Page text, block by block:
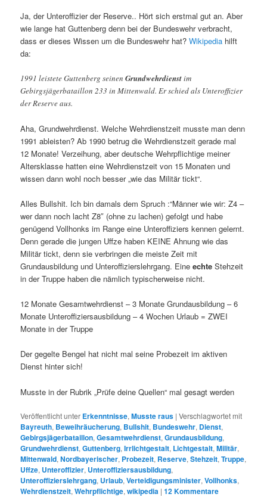
Ja, der Unteroffizier der Reserve.. Hört sich erstmal gut an. Aber
wie lange hat Guttenberg denn bei der Bundeswehr verbracht,
dass er dieses Wissen um die Bundeswehr hat?Wikipedia hilft
da:
1991 leistete Guttenberg seinenGrundwehrdienstim
Gebirgsjägerbataillon 233 in Mittenwald. Er schied als Unteroffizier
der Reserve aus.
Aha, Grundwehrdienst. Welche Wehrdienstzeit musste man denn
1991 ableisten? Ab 1990 betrug die Wehrdienstzeit gerade mal
12 Monate! Verzeihung, aber deutsche Wehrpflichtige meiner
Altersklasse hatten eine Wehrdienstzeit von 15 Monaten und
wissen dann wohl noch besser „wie das Militär tickt“.
Alles Bullshit. Ich bin damals dem Spruch :“Männer wie wir: Z4 –
wer dann noch lacht Z8″ (ohne zu lachen) gefolgt und habe
genügend Vollhonks im Range eine Unteroffiziers kennen gelernt.
Denn gerade die jungen Uffze haben KEINE Ahnung wie das
Militär tickt, denn sie verbringen die meiste Zeit mit
Grundausbildung und Unteroffizierslehrgang. Eineechte Stehzeit
in der Truppe haben die nämlich typischerweise nicht.
12 Monate Gesamtwehrdienst – 3 Monate Grundausbildung – 6
Monate Unteroffiziersausbildung – 4 Wochen Urlaub = ZWEI
Monate in der Truppe
Der gegelte Bengel hat nicht mal seine Probezeit im aktiven
Dienst hinter sich!
Musste in der Rubrik „Prüfe deine Quellen“ mal gesagt werden
Veröffentlicht unter Erkenntnisse,Musste raus |Verschlagwortet mit
Bayreuth, Beweihräucherung, Bullshit, Bundeswehr, Dienst,
Gebirgsjägerbataillon,Gesamtwehrdienst,Grundausbildung,
Grundwehrdienst,Guttenberg,Irrlichtgestalt, Lichtgestalt,Militär,
Mittenwald,Nordbayerischer, Probezeit, Reserve,Stehzeit,Truppe,
Uffze, Unteroffizier, Unteroffiziersausbildung,
Unteroffizierslehrgang, Urlaub,Verteidigungsminister,Vollhonks,
Wehrdienstzeit,Wehrpflichtige,wikipedia |12Kommentare